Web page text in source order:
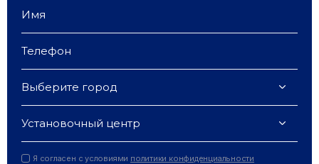
Выберите город
Установочный центр
Я согласен с условиями политики конфиденциальности